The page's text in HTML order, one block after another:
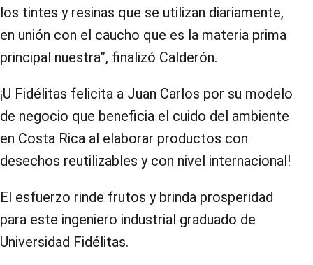
los tintes y resinas que se utilizan diariamente,
en unión con el caucho que es la materia prima
principal nuestra”, finalizó Calderón.
¡U Fidélitas felicita a Juan Carlos por su modelo
de negocio que beneficia el cuido del ambiente
en Costa Rica al elaborar productos con
desechos reutilizables y con nivel internacional!
El esfuerzo rinde frutos y brinda prosperidad
para este ingeniero industrial graduado de
Universidad Fidélitas.